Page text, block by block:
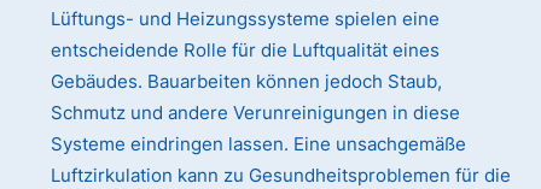
Lüftungs- und Heizungssysteme spielen eine
entscheidende Rolle für die Luftqualität eines
Gebäudes. Bauarbeiten können jedoch Staub,
Schmutz und andere Verunreinigungen in diese
Systeme eindringen lassen. Eine unsachgemäße
Luftzirkulation kann zu Gesundheitsproblemen für die